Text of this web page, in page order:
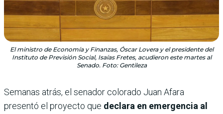
El ministro de Economía y Finanzas, Óscar Lovera y el presidente del
Instituto de Previsión Social, Isaías Fretes, acudieron este martes al
Senado. Foto: Gentileza
Semanas atrás, el senador colorado Juan Afara
presentó el proyecto que declara en emergencia al